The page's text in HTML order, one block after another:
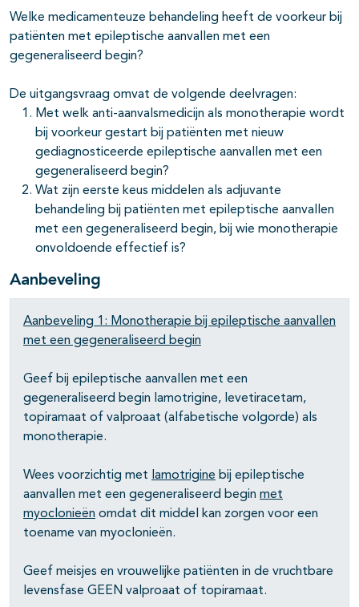
open- en dichtklappen
open- en dichtklappen
open- en dichtklappen
open- en dichtklappen
open- en dichtklappen
Welke medicamenteuze behandeling heeft de voorkeur bij
patiënten met epileptische aanvallen met een
gegeneraliseerd begin?
De uitgangsvraag omvat de volgende deelvragen:
Met welk anti-aanvalsmedicijn als monotherapie wordt
bij voorkeur gestart bij patiënten met nieuw
gediagnosticeerde epileptische aanvallen met een
gegeneraliseerd begin?
Wat zijn eerste keus middelen als adjuvante
behandeling bij patiënten met epileptische aanvallen
met een gegeneraliseerd begin, bij wie monotherapie
onvoldoende effectief is?
Aanbeveling
Aanbeveling 1: Monotherapie bij epileptische aanvallen
met een gegeneraliseerd begin
Geef bij epileptische aanvallen met een
gegeneraliseerd begin lamotrigine, levetiracetam,
topiramaat of valproaat (alfabetische volgorde) als
monotherapie.
Wees voorzichtig met lamotrigine bij epileptische
aanvallen met een gegeneraliseerd begin met
myoclonieën omdat dit middel kan zorgen voor een
toename van myoclonieën.
Geef meisjes en vrouwelijke patiënten in de vruchtbare
levensfase GEEN valproaat of topiramaat.